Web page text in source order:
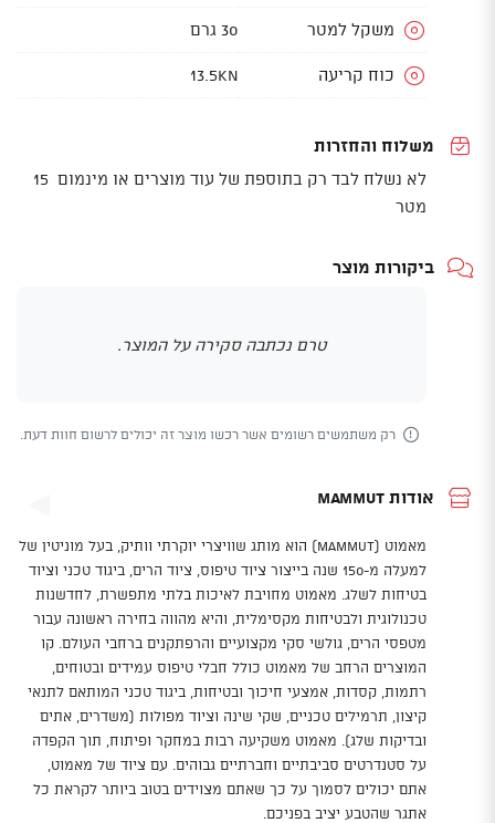
משקל למטר 30 גרם
כוח קריעה 13.5KN
משלוח והחזרות
לא נשלח לבד רק בתוספת של עוד מוצרים או מינמום 15
מטר
ביקורות מוצר
טרם נכתבה סקירה על המוצר.
רק משתמשים רשומים אשר רכשו מוצר זה יכולים לרשום חוות דעת.
אודות Mammut
מאמוט (Mammut) הוא מותג שוויצרי יוקרתי וותיק, בעל מוניטין של
למעלה מ-150 שנה בייצור ציוד טיפוס, ציוד הרים, ביגוד טכני וציוד
בטיחות לשלג. מאמוט מחויבת לאיכות בלתי מתפשרת, לחדשנות
טכנולוגית ולבטיחות מקסימלית, והיא מהווה בחירה ראשונה עבור
מטפסי הרים, גולשי סקי מקצועיים והרפתקנים ברחבי העולם. קו
המוצרים הרחב של מאמוט כולל חבלי טיפוס עמידים ובטוחים,
רתמות, קסדות, אמצעי חיכוך ובטיחות, ביגוד טכני המותאם לתנאי
קיצון, תרמילים טכניים, שקי שינה וציוד מפולות (משדרים, אתים
ובדיקות שלג). מאמוט משקיעה רבות במחקר ופיתוח, תוך הקפדה
על סטנדרטים סביבתיים וחברתיים גבוהים. עם ציוד של מאמוט,
אתם יכולים לסמוך על כך שאתם מצוידים בטוב ביותר לקראת כל
אתגר שהטבע יציב בפניכם.